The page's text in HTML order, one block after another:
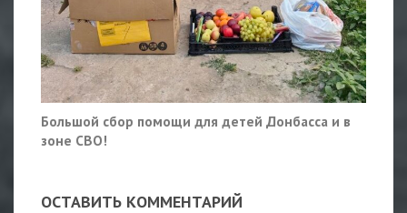
Большой сбор помощи для детей Донбасса и в
зоне СВО!
ОСТАВИТЬ КОММЕНТАРИЙ